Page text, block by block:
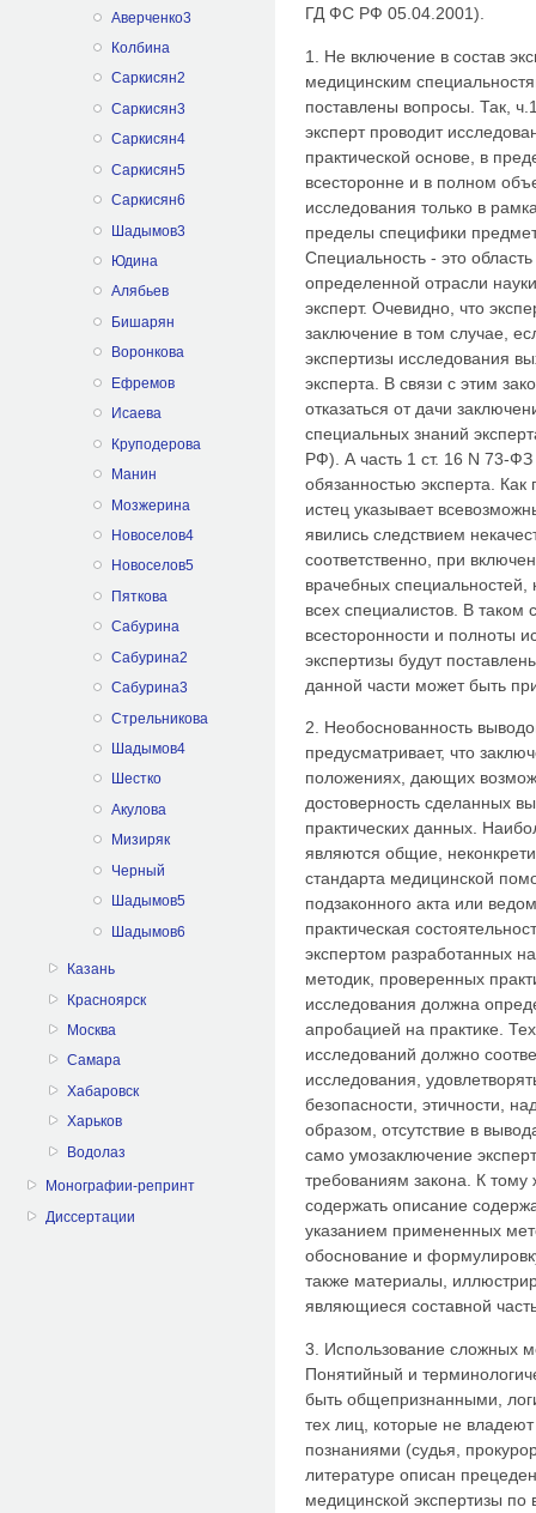
Аверченко3
Колбина
Саркисян2
Саркисян3
Саркисян4
Саркисян5
Саркисян6
Шадымов3
Юдина
Алябьев
Бишарян
Воронкова
Ефремов
Исаева
Круподерова
Манин
Мозжерина
Новоселов4
Новоселов5
Пяткова
Сабурина
Сабурина2
Сабурина3
Стрельникова
Шадымов4
Шестко
Акулова
Мизиряк
Черный
Шадымов5
Шадымов6
Казань
Красноярск
Москва
Самара
Хабаровск
Харьков
Водолаз
Монографии-репринт
Диссертации
ГД ФС РФ 05.04.2001).
1. Не включение в состав
медицинским
поставлены вопросы. Так,
эксперт проводит
практической основе, в
всесторонне и в полном
исследования только в
пределы специфики
Специальность - это
определенной отрасли
эксперт. Очевидно, что
заключение в том случае,
экспертизы исследования
эксперта. В связи с этим
отказаться от дачи
специальных знаний
РФ). А часть 1 ст. 16 N 73-
обязанностью эксперта.
истец указывает
явились следствием
соответственно, при
врачебных специальностей,
всех специалистов. В таком
всесторонности и полноты
экспертизы будут
данной части может быть
2. Необоснованность
предусматривает, что
положениях, дающих
достоверность сделанных
практических данных.
являются общие,
стандарта медицинской
подзаконного акта или
практическая
экспертом разработанных
методик, проверенных
исследования должна
апробацией на практике.
исследований должно
исследования,
безопасности, этичности,
образом, отсутствие в
само умозаключение
требованиям закона. К
содержать описание
указанием примененных
обоснование и
также материалы,
являющиеся составной
3. Использование сложных
Понятийный и
быть общепризнанными,
тех лиц, которые не
познаниями (судья,
литературе описан
медицинской экспертизы